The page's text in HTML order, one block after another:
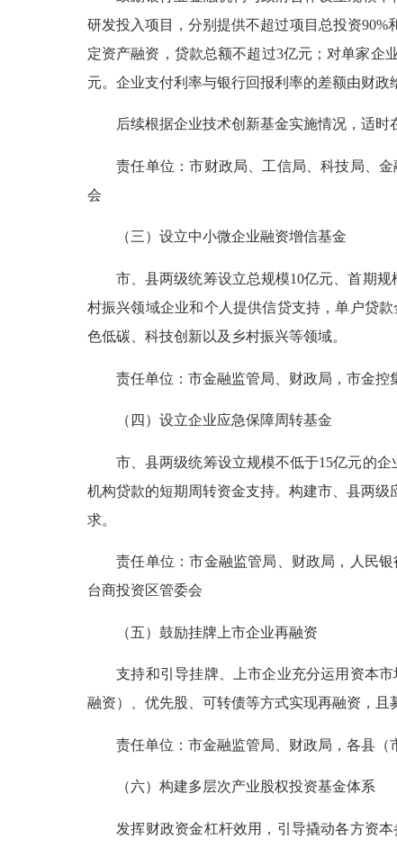
研发投入项目，分别提供不超过项目总投资90%
定资产融资，贷款总额不超过3亿元；对单家企
元。企业支付利率与银行回报利率的差额由财政
后续根据企业技术创新基金实施情况，适时
责任单位：市财政局、工信局、科技局、金
会
（三）设立中小微企业融资增信基金
市、县两级统筹设立总规模10亿元、首期规
村振兴领域企业和个人提供信贷支持，单户贷
色低碳、科技创新以及乡村振兴等领域。
责任单位：市金融监管局、财政局，市金控
（四）设立企业应急保障周转基金
市、县两级统筹设立规模不低于15亿元的企
机构贷款的短期周转资金支持。构建市、县两
求。
责任单位：市金融监管局、财政局，人民银
台商投资区管委会
（五）鼓励挂牌上市企业再融资
支持和引导挂牌、上市企业充分运用资本市
融资）、优先股、可转债等方式实现再融资，且
责任单位：市金融监管局、财政局，各县（
（六）构建多层次产业股权投资基金体系
发挥财政资金杠杆效用，引导撬动各方资本